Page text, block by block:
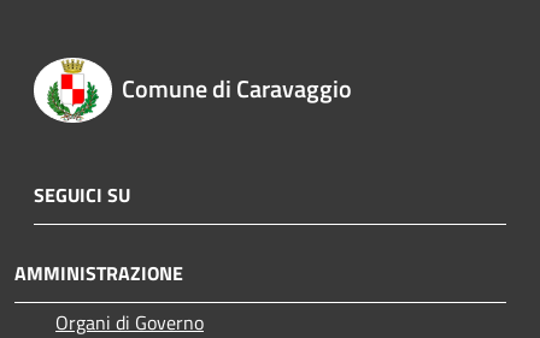
Comune di Caravaggio
SEGUICI SU
AMMINISTRAZIONE
Organi di Governo